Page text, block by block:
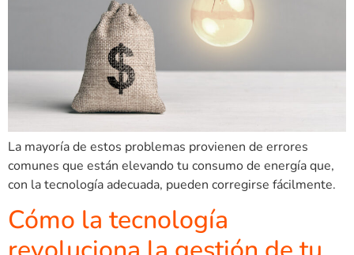
La mayoría de estos problemas provienen de errores
comunes que están elevando tu consumo de energía que,
con la tecnología adecuada, pueden corregirse fácilmente.
Cómo la tecnología